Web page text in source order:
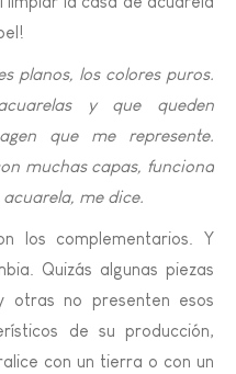
planos, los colores puros.
y que queden
que me represente.
muchas capas, funciona
me dice.
los complementarios. Y
Quizás algunas piezas
otras no presenten esos
de su producción,
con un tierra o con un